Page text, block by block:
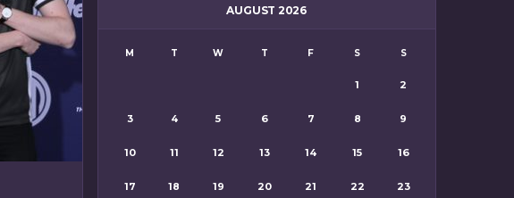
AUGUST 2026
M T W T F S S
1 2
3 4 5 6 7 8 9
10 11 12 13 14 15 16
17 18 19 20 21 22 23